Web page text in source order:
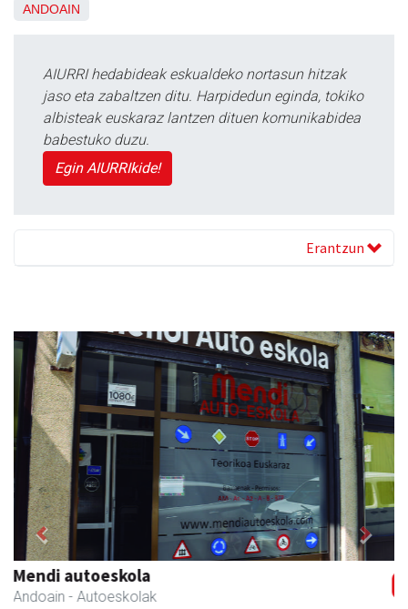
ANDOAIN
AIURRI hedabideak eskualdeko nortasun hitzak
jaso eta zabaltzen ditu. Harpidedun eginda, tokiko
albisteak euskaraz lantzen dituen komunikabidea
babestuko duzu.
Egin AIURRIkide!
Erantzun
Danena taberna
Andoain -
Previous Next